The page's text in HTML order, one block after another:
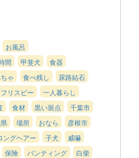
お風呂
間 甲斐犬
食器
ゃ 食べ残し
尿路結石
フリスビー
一人暮らし
食材 黒い斑点
千葉市
場所 おなら
彦根市
ングヘアー 子犬
威嚇
保険 パンティング
白柴